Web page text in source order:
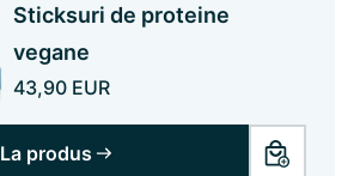
Sticksuri de proteine
vegane
43,90 EUR
La produs